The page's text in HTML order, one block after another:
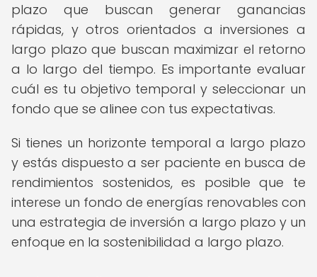
plazo que buscan generar ganancias
rápidas, y otros orientados a inversiones a
largo plazo que buscan maximizar el retorno
a lo largo del tiempo. Es importante evaluar
cuál es tu objetivo temporal y seleccionar un
fondo que se alinee con tus expectativas.
Si tienes un horizonte temporal a largo plazo
y estás dispuesto a ser paciente en busca de
rendimientos sostenidos, es posible que te
interese un fondo de energías renovables con
una estrategia de inversión a largo plazo y un
enfoque en la sostenibilidad a largo plazo.